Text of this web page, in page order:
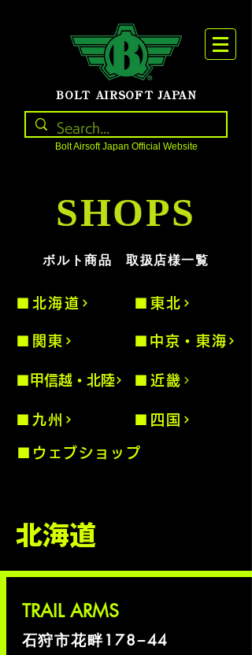
BOLT AIRSOFT JAPAN
Bolt Airsoft Japan Official Website
SHOPS
ボルト商品 取扱店様一覧
■北海道
■関東
■甲信越・北陸
■九州
■東北
■中京・東海
■近畿
■四国
■ウェブショップ
北海道
TRAIL ARMS
石狩市花畔178−44